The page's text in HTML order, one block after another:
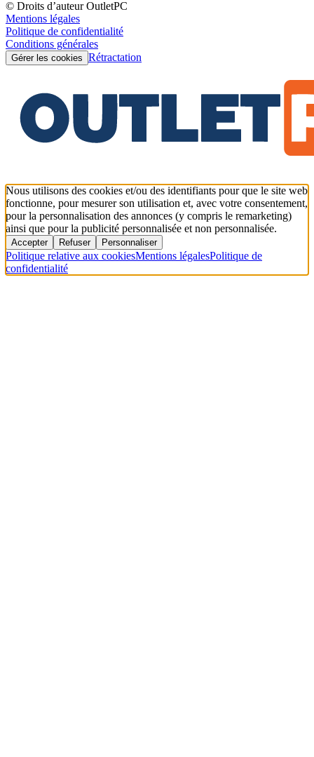
© Droits d’auteur OutletPC
Mentions légales
Politique de confidentialité
Conditions générales
Gérer les cookies Rétractation
Nous utilisons des cookies et/ou des identifiants pour que le site web
fonctionne, pour mesurer son utilisation et, avec votre consentement,
pour la personnalisation des annonces (y compris le remarketing)
ainsi que pour la publicité personnalisée et non personnalisée.
Accepter Refuser Personnaliser
Politique relative aux cookiesMentions légalesPolitique de
confidentialité